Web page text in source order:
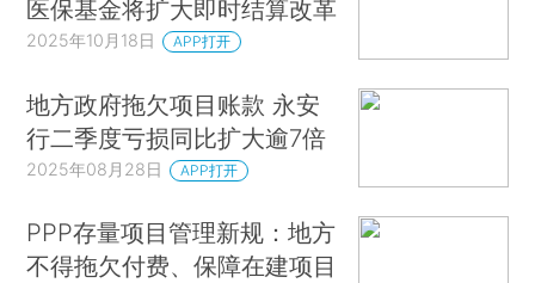
医保基金将扩大即时结算改革
2025年10月18日 APP打开
地方政府拖欠项目账款 永安
行二季度亏损同比扩大逾7倍
2025年08月28日 APP打开
PPP存量项目管理新规：地方
不得拖欠付费、保障在建项目